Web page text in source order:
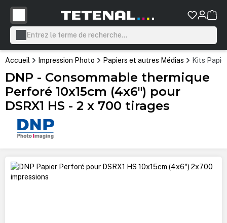
principal
Accueil Impression Photo Papiers et autres Médias Kits
DNP - Consommable thermique
Perforé 10x15cm (4x6") pour
DSRX1 HS - 2 x 700 tirages
Ignorer la galerie d'images